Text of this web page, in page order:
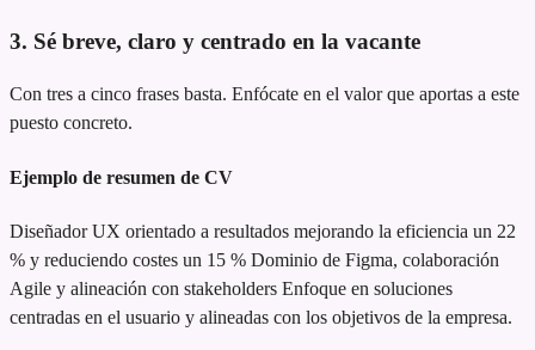
3. Sé breve, claro y centrado en la vacante
Con tres a cinco frases basta. Enfócate en el valor que aportas a este
puesto concreto.
Ejemplo de resumen de CV
Diseñador UX orientado a resultados mejorando la eficiencia un 22
% y reduciendo costes un 15 % Dominio de Figma, colaboración
Agile y alineación con stakeholders Enfoque en soluciones
centradas en el usuario y alineadas con los objetivos de la empresa.